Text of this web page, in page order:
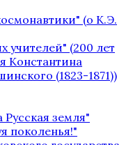
(о К.Э.
учителей" (200 лет
Константина
(1823-1871))
земля"
поколенья!"